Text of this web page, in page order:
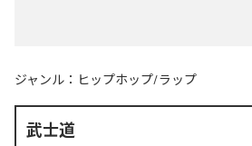
ジャンル： ヒップホップ/ラップ
武士道